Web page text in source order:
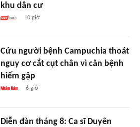
khu dân cư
10 giờ
Cứu người bệnh Campuchia thoát
nguy cơ cắt cụt chân vì căn bệnh
hiếm gặp
6 giờ
Diễn đàn tháng 8: Ca sĩ Duyên